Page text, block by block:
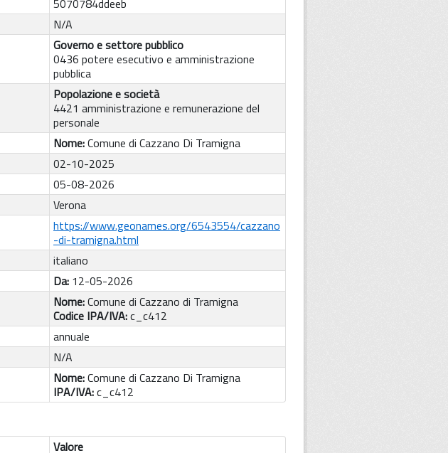
5070784ddeeb
N/A
Governo e settore pubblico
0436 potere esecutivo e amministrazione
pubblica
Popolazione e società
4421 amministrazione e remunerazione del
personale
Nome:Comune di Cazzano Di Tramigna
02-10-2025
05-08-2026
Verona
https://www.geonames.org/6543554/cazzano
-di-tramigna.html
italiano
Da: 12-05-2026
Nome:Comune di Cazzano di Tramigna
Codice IPA/IVA:c_c412
annuale
N/A
Nome:Comune di Cazzano Di Tramigna
IPA/IVA:c_c412
Valore